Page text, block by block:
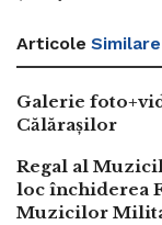
Articole Similare
Galerie
Călărașilor
Regal al
loc închiderea
Muzicilor